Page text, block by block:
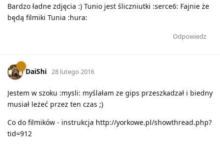
Bardzo ładne zdjęcia :) Tunio jest śliczniutki :serce6: Fajnie że
będą filmiki Tunia :hura:
Odpowiedz
DaiShi 28 lutego 2016
Jestem w szoku :mysli: myślałam ze gips przeszkadzał i biedny
musiał leżeć przez ten czas ;)
Co do filmików - instrukcja http://yorkowe.pl/showthread.php?
tid=912